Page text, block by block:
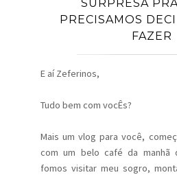
SURPRESA
PRECISAMOS
FAZER
E aí Zeferinos,
Tudo bem com vocÊs?
Mais um vlog para você,
com um belo café da manhã
fomos visitar meu sogro,